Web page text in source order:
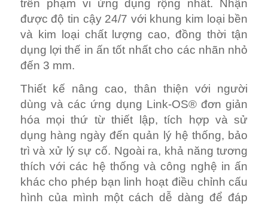
trên phạm vi ứng dụng rộng nhất. Nhận
được độ tin cậy 24/7 với khung kim loại bền
và kim loại chất lượng cao, đồng thời tận
dụng lợi thế in ấn tốt nhất cho các nhãn nhỏ
đến 3 mm.
Thiết kế nâng cao, thân thiện với người
dùng và các ứng dụng Link-OS® đơn giản
hóa mọi thứ từ thiết lập, tích hợp và sử
dụng hàng ngày đến quản lý hệ thống, bảo
trì và xử lý sự cố. Ngoài ra, khả năng tương
thích với các hệ thống và công nghệ in ấn
khác cho phép bạn linh hoạt điều chỉnh cấu
hình của mình một cách dễ dàng để đáp